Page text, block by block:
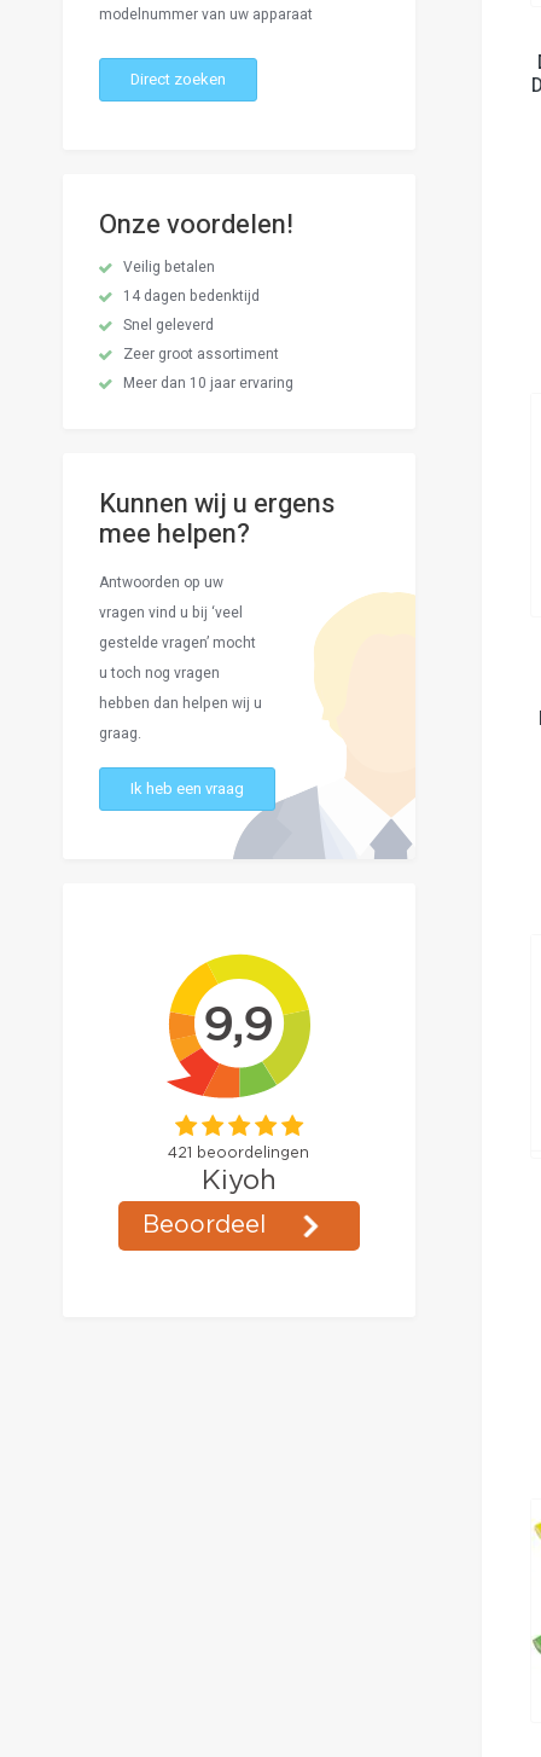
modelnummer van uw apparaat
Direct zoeken
Onze voordelen!
Veilig betalen
14 dagen bedenktijd
Snel geleverd
Zeer groot assortiment
Meer dan 10 jaar ervaring
Kunnen wij u ergens
mee helpen?
Antwoorden op uw
vragen vind u bij ‘veel
gestelde vragen’ mocht
u toch nog vragen
hebben dan helpen wij u
graag.
Ik heb een vraag